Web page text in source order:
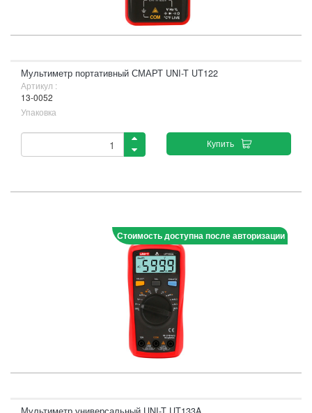
Мультиметр портативный СМАРТ UNI-T UT122
Артикул :
13-0052
Упаковка
Купить
Стоимость доступна после авторизации